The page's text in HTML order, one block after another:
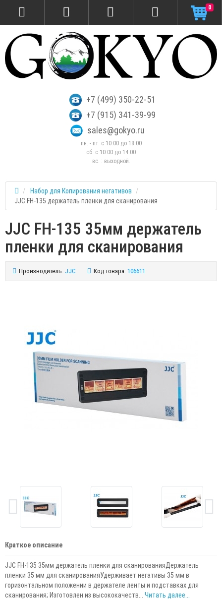
+7 (499) 350-22-51
+7 (915) 341-39-99
sales@gokyo.ru
пн. - пт. с 10:00 до 18:00
сб. c 10:00 до 14:00
вс. : выходной.
0
Набор для Копирования негативов
JJC FH-135 держатель пленки для сканирования
JJC FH-135 35мм держатель
пленки для сканирования
Производитель: JJC Код товара: 106611
Краткое описание
JJC FH-135 35мм держатель пленки для сканированияДержатель
пленки 35 мм для сканированияУдерживает негативы 35 мм в
горизонтальном положении в держателе ленты и подставках для
сканирования; Изготовлен из высококачеств... Читать далее...